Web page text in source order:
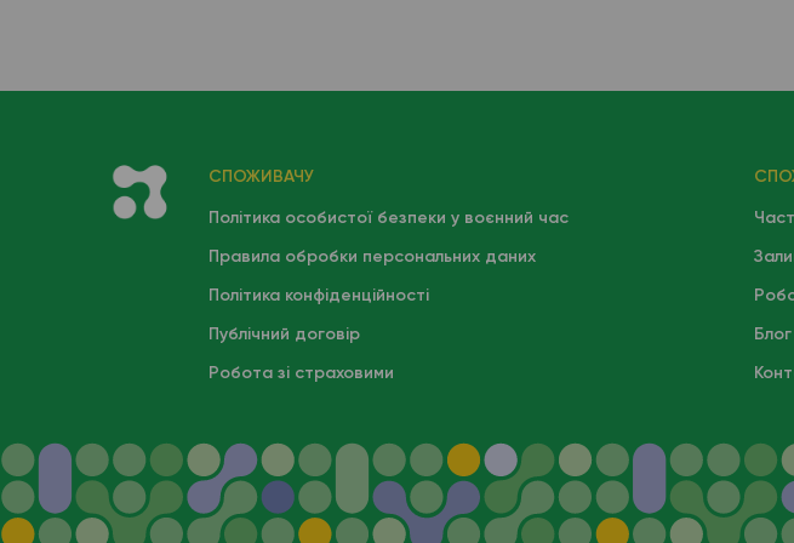
СПОЖИВАЧУ
Політика особистої безпеки у воєнний час
Правила обробки персональних даних
Політика конфіденційності
Публічний договір
Блог
Робота зі страховими